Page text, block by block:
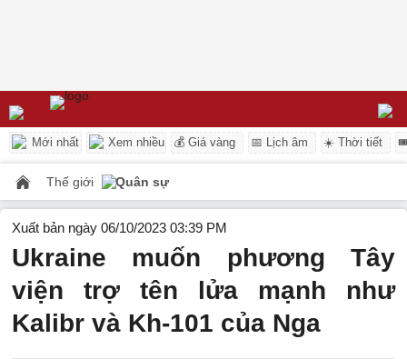
Mới nhất Xem nhiều 💰 Giá vàng 📅 Lịch âm ☀️ Thời tiết
Thế giới Quân sự
Xuất bản ngày 06/10/2023 03:39 PM
Ukraine muốn phương Tây
viện trợ tên lửa mạnh như
Kalibr và Kh-101 của Nga